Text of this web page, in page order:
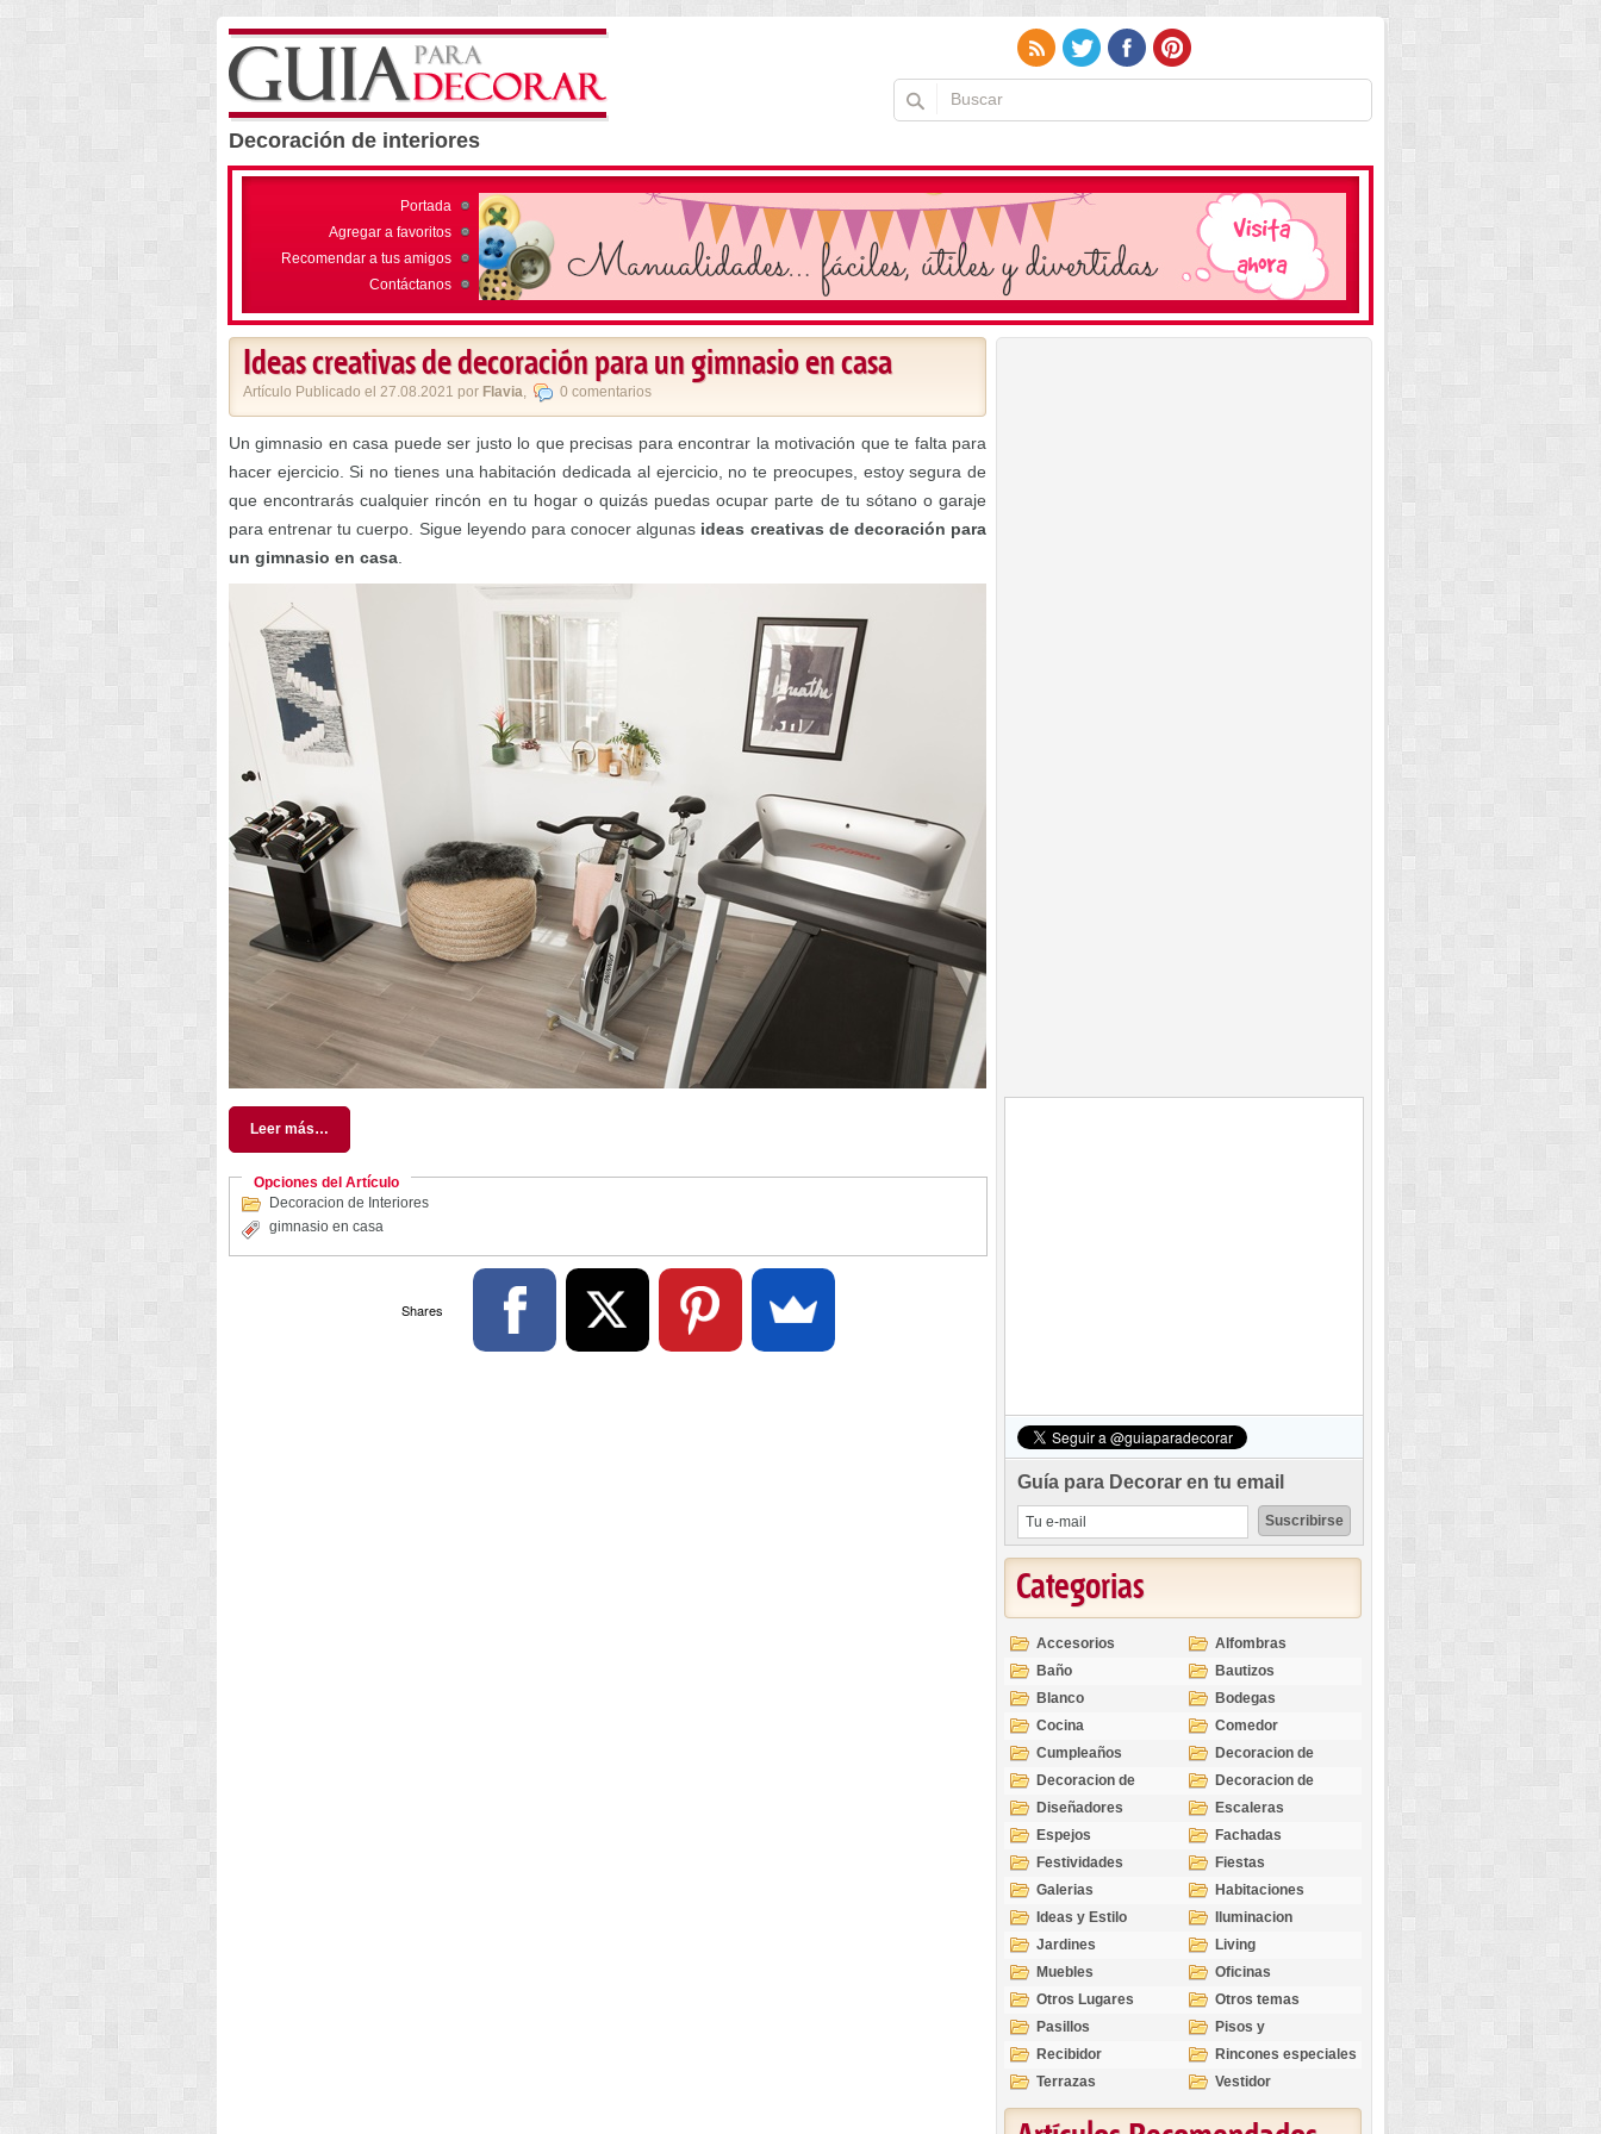
Decoración de interiores
Portada
Agregar a favoritos
Recomendar a tus amigos
Contáctanos
Ideas creativas de decoración para un gimnasio en casa
Artículo Publicado el 27.08.2021 por Flavia, 0 comentarios
Un gimnasio en casa puede ser justo lo que precisas para encontrar la motivación que te falta para
hacer ejercicio. Si no tienes una habitación dedicada al ejercicio, no te preocupes, estoy segura de
que encontrarás cualquier rincón en tu hogar o quizás puedas ocupar parte de tu sótano o garaje
para entrenar tu cuerpo. Sigue leyendo para conocer algunas ideas creativas de decoración para
un gimnasio en casa
Leer más…
Opciones del Artículo
Decoracion de Interiores
gimnasio en casa
Shares
Guía para Decorar en tu email
Categorias
Accesorios
Alfombras
Baño
Bautizos
Blanco
Bodegas
Cocina
Comedor
Cumpleaños
Decoracion de
Exteriores
Decoracion de
Interiores
Decoracion de
Ocasiones
Diseñadores
Escaleras
Espejos
Fachadas
Festividades
Fiestas
Galerias
Habitaciones
Ideas y Estilo
Iluminacion
Jardines
Living
Muebles
Oficinas
Otros Lugares
Otros temas
Pasillos
Pisos y
revestimientos
Recibidor
Rincones especiales
Terrazas
Vestidor